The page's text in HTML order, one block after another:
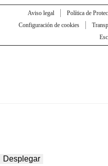
Aviso legal Política de
Configuración de cookies
Desplegar